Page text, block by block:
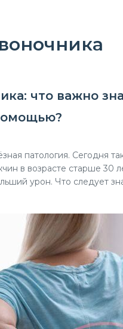
что важно
патология. Сегодня
в возрасте старше 30
урон. Что следует